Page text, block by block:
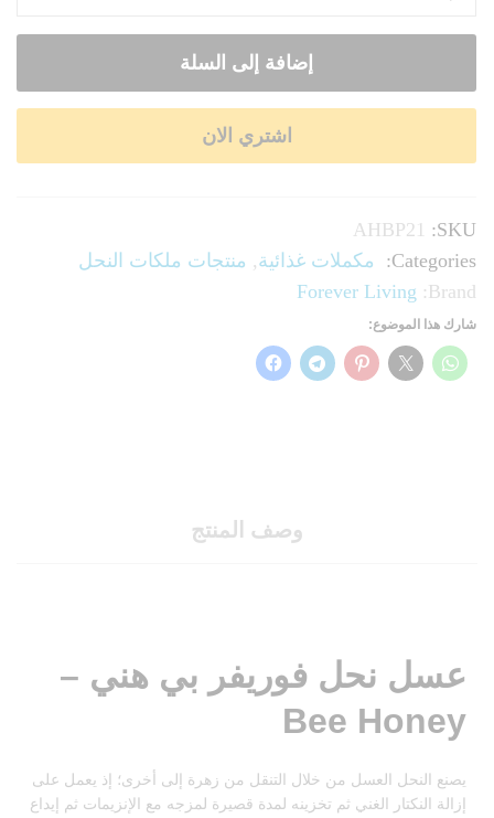
إضافة إلى السلة
اشتري الان
SKU:
AHBP21
Categories:
مكملات غذائية, منتجات ملكات النحل
Brand:
Forever Living
شارك هذا الموضوع:
وصف المنتج
عسل نحل فوريفر بي هني –
Bee Honey
يصنع النحل العسل من خلال التنقل من زهرة إلى أخرى؛ إذ يعمل على
إزالة النكتار الغني ثم تخزينه لمدة قصيرة لمزجه مع الإنزيمات ثم إيداع